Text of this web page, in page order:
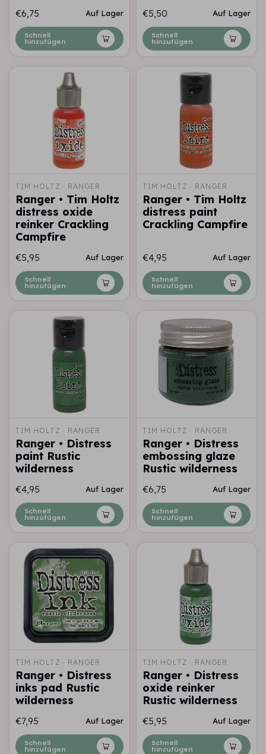
€6,75 Auf Lager
Schnell
hinzufügen
€5,50 Auf Lager
Schnell
hinzufügen
TIM HOLTZ · RANGER
Ranger • Tim Holtz
distress oxide
reinker Crackling
Campfire
€5,95 Auf Lager
Schnell
hinzufügen
TIM HOLTZ · RANGER
Ranger • Tim Holtz
distress paint
Crackling Campfire
€4,95 Auf Lager
Schnell
hinzufügen
TIM HOLTZ · RANGER
Ranger • Distress
paint Rustic
wilderness
€4,95 Auf Lager
Schnell
hinzufügen
TIM HOLTZ · RANGER
Ranger • Distress
embossing glaze
Rustic wilderness
€6,75 Auf Lager
Schnell
hinzufügen
TIM HOLTZ · RANGER
Ranger • Distress
inks pad Rustic
wilderness
€7,95 Auf Lager
Schnell
hinzufügen
TIM HOLTZ · RANGER
Ranger • Distress
oxide reinker
Rustic wilderness
€5,95 Auf Lager
Schnell
hinzufügen